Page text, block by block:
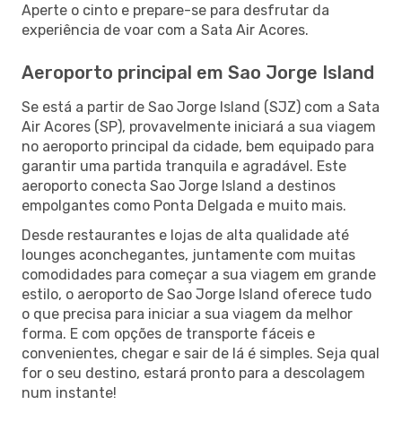
Aperte o cinto e prepare-se para desfrutar da
experiência de voar com a Sata Air Acores.
Aeroporto principal em Sao Jorge Island
Se está a partir de Sao Jorge Island (SJZ) com a Sata
Air Acores (SP), provavelmente iniciará a sua viagem
no aeroporto principal da cidade, bem equipado para
garantir uma partida tranquila e agradável. Este
aeroporto conecta Sao Jorge Island a destinos
empolgantes como Ponta Delgada e muito mais.
Desde restaurantes e lojas de alta qualidade até
lounges aconchegantes, juntamente com muitas
comodidades para começar a sua viagem em grande
estilo, o aeroporto de Sao Jorge Island oferece tudo
o que precisa para iniciar a sua viagem da melhor
forma. E com opções de transporte fáceis e
convenientes, chegar e sair de lá é simples. Seja qual
for o seu destino, estará pronto para a descolagem
num instante!